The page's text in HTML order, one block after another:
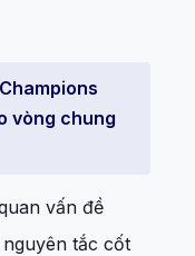
vòng chung
vấn đề
tắc cốt